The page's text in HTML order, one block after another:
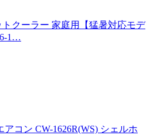
クーラー 家庭用【猛暑対応モデ
1…
コン CW-1626R(WS) シェルホ